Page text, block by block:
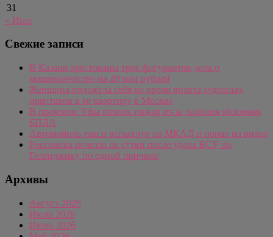
31
« Июл
Свежие записи
В Казани арестованы трое фигурантов дела о
мошенничестве на 49 млн рублей
Женщина подожгла себя во время визита судебных
приставов в ее квартиру в Москве
В промзоне Уфы возник пожар из-за падения обломков
БПЛА
Автомобиль такси вспыхнул на МКАД и попал на видео
Россиянка исчезла на сутки после удара ВСУ по
Геленджику по одной причине
Архивы
Август 2026
Июль 2026
Июнь 2026